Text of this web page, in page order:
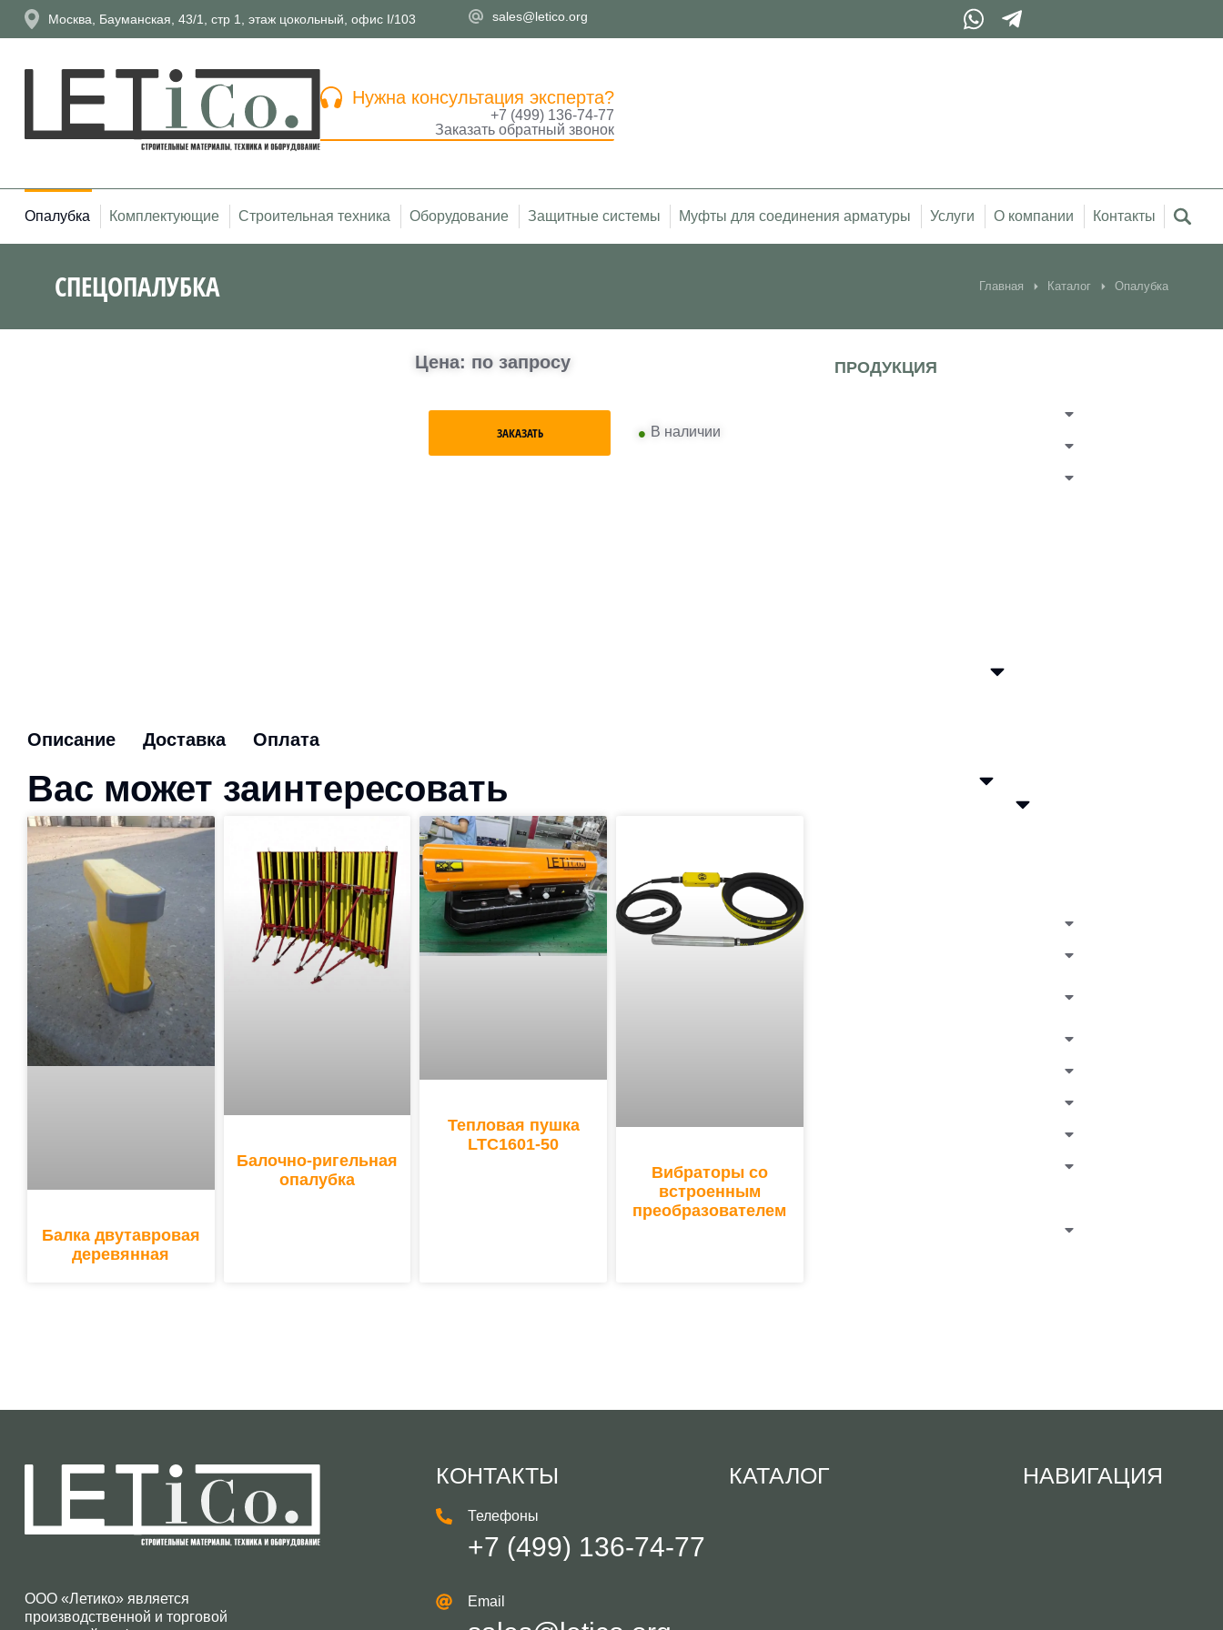
Москва, Бауманская, 43/1, стр 1, этаж цокольный, офис I/103 sales@letico.org
Нужна консультация эксперта?
+7 (499) 136-74-77
Заказать обратный звонок
Опалубка Комплектующие Строительная техника Оборудование Защитные системы Муфты для соединения арматуры Услуги О компании Контакты
СПЕЦОПАЛУБКА Главная Каталог Опалубка
Цена: по запросу
ЗАКАЗАТЬ • В наличии
Описание Доставка Оплата
Вас может заинтересовать
Балка двутавровая
деревянная
Балочно-ригельная
опалубка
Тепловая пушка
LTC1601-50
Вибраторы со
встроенным
преобразователем
ПРОДУКЦИЯ
ООО «Летико» является
производственной и торговой
КОНТАКТЫ
Телефоны
+7 (499) 136-74-77
Email
КАТАЛОГ НАВИГАЦИЯ